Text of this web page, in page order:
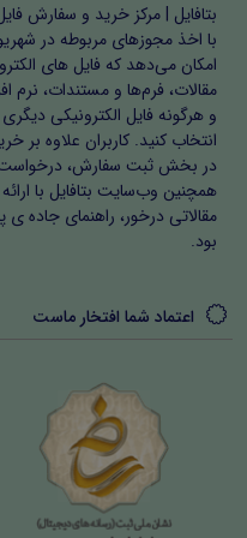
در این بخش، گزارش
بازخورد دانش‌آموزان و
است. این بخش اهمیت
زنده و مستمر است و
آموزش و پرورش و فرهنگیان
پیشرفت دانش‌آموزان
بازنگری‌ها و اصلاحات لازم را
اهمیت و سبک اقدام پژوهی
تمامی روش‌ها و سبک‌های
پژوهی طراحی شده است.
ابزار کمک‌آموزشی،
یادگیری عمیق و مؤثر را
زیرعنوان‌ها مسیر منطقی
بتافایل | مرکز خرید و سفارش
امکان می‌دهد که فایل های
مقالات، فرم‌ها و مستندات، نرم
و هرگونه فایل الکترونیکی
انتخاب کنید. کاربران علاوه بر
در بخش ثبت سفارش،
همچنین وب‌سایت بتافایل با
مقالاتی درخور، راهنمای جاده
بود.
اعتماد شما افتخار ماست